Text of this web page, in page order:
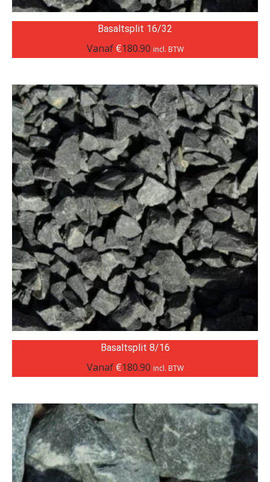
Basaltsplit 16/32
Vanaf €180.90 incl. BTW
Basaltsplit 8/16
Vanaf €180.90 incl. BTW